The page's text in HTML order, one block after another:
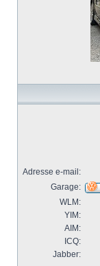
Adresse e-mail:
Garage:
WLM:
YIM:
AIM:
ICQ:
Jabber: